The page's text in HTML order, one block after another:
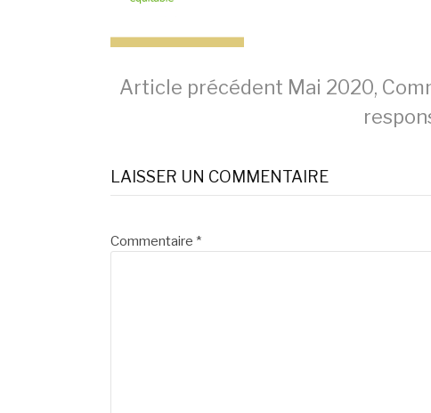
Lire
la
suite
Article précédent Mai 2020,
LAISSER UN COMMENTAIRE
Commentaire *